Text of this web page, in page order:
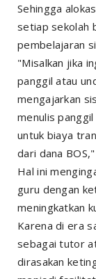
Sehingga
setiap sekolah
pembelajaran
"Misalkan jika
panggil atau
mengajarkan
menulis
untuk biaya
dari dana
Hal ini
guru dengan
meningkatkan
Karena di era
sebagai tutor
dirasakan